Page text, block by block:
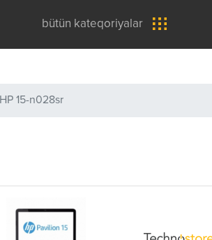
bütün kateqoriyalar
HP 15-n028sr